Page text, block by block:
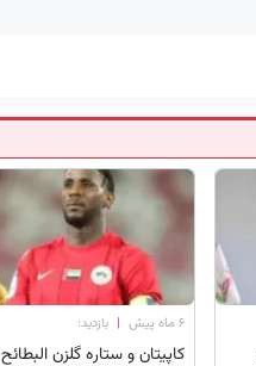
۶ ماه پیش | بازدید:
کاپیتان و ستاره گلزن البطائح